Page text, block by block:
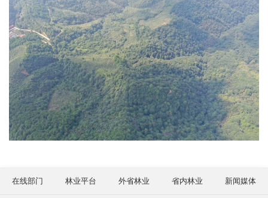
在线部门 林业平台 外省林业 省内林业 新闻媒体